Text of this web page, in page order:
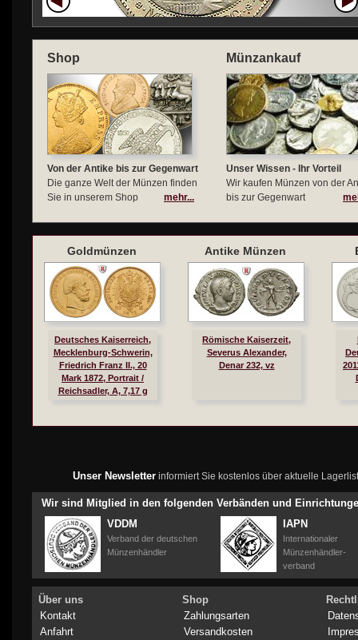
Shop
Von der Antike bis zur Gegenwart
Die ganze Welt der Münzen finden
Sie in unserem Shop
mehr...
Münzankauf
Unser Wissen - Ihr Vorteil
Wir kaufen Münzen von der
bis zur Gegenwart
Goldmünzen
Deutsches Kaiserreich,
Mecklenburg-Schwerin,
Friedrich Franz II., 20
Mark 1872, Portrait /
Reichsadler, A, 7,17 g
Antike Münzen
Römische Kaiserzeit,
Severus Alexander,
Denar 232, vz
Unser Newsletterinformiert Sie kostenlos über aktuelle
Wir sind Mitglied in den folgenden Verbänden und
VDDM
Verband der deutschen
Münzenhändler
IAPN
Internationaler
Münzenhändler-
verband
Über uns
Kontakt
Anfahrt
Shop
Zahlungsarten
Versandkosten